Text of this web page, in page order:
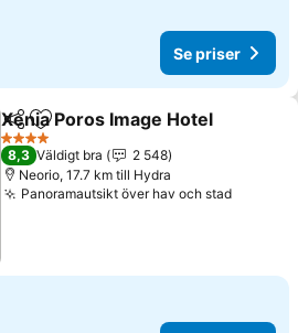
Se priser
Dela Lägg till i Mina Favoriter
Xenia Poros Image Hotel
4 Stjärnor
8,3 Väldigt bra
2 548
Neorio, 17.7 km till Hydra
Panoramautsikt över hav och stadSe